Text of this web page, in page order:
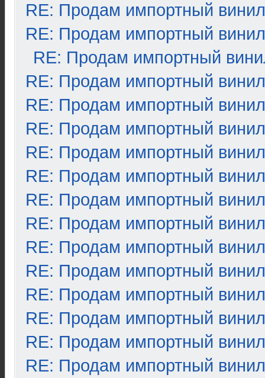
RE: Продам импортный винил
RE: Продам импортный винил
RE: Продам импортный
RE: Продам импортный винил
RE: Продам импортный винил
RE: Продам импортный винил
RE: Продам импортный винил
RE: Продам импортный винил
RE: Продам импортный винил
RE: Продам импортный винил
RE: Продам импортный винил
RE: Продам импортный винил
RE: Продам импортный винил
RE: Продам импортный винил
RE: Продам импортный винил
RE: Продам импортный винил